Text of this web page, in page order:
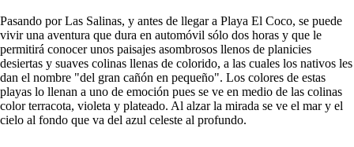
Pasando por Las Salinas, y antes de llegar a Playa El Coco, se puede
vivir una aventura que dura en automóvil sólo dos horas y que le
permitirá conocer unos paisajes asombrosos llenos de planicies
desiertas y suaves colinas llenas de colorido, a las cuales los nativos les
dan el nombre "del gran cañón en pequeño". Los colores de estas
playas lo llenan a uno de emoción pues se ve en medio de las colinas
color terracota, violeta y plateado. Al alzar la mirada se ve el mar y el
cielo al fondo que va del azul celeste al profundo.